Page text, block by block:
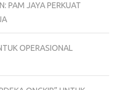
PAM JAYA PERKUAT
OPERASIONAL